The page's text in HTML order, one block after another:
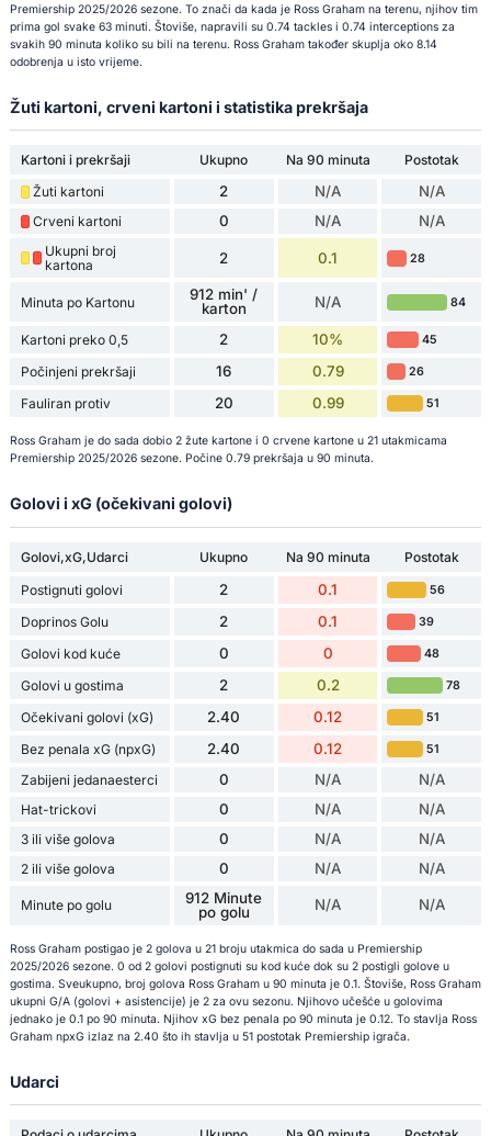
Premiership 2025/2026 sezone. To znači da kada je Ross Graham na terenu, njihov tim
prima gol svake 63 minuti. Štoviše, napravili su 0.74 tackles i 0.74 interceptions za
svakih 90 minuta koliko su bili na terenu. Ross Graham također skuplja oko 8.14
odobrenja u isto vrijeme.
Žuti kartoni, crveni kartoni i statistika prekršaja
Kartoni i prekršaji Ukupno Na 90 minuta
Postotak
Žuti kartoni
2 N/A N/A
Crveni kartoni 0 N/A N/A
Ukupni broj
kartona
2 0.1 28
Minuta po Kartonu
912 min' /
karton
N/A 84
Kartoni preko 0,5 2 10% 45
Počinjeni prekršaji 16 0.79 26
Fauliran protiv 20 0.99 51
Ross Graham je do sada dobio 2 žute kartone i 0 crvene kartone u 21 utakmicama
Premiership 2025/2026 sezone. Počine 0.79 prekršaja u 90 minuta.
Golovi i xG (očekivani golovi)
Golovi,xG,Udarci Ukupno Na 90 minuta
Postotak
Postignuti golovi
2 0.1 56
Doprinos Golu 2 0.1 39
Golovi kod kuće 0 0 48
Golovi u gostima 2 0.2 78
Očekivani golovi (xG) 2.40 0.12 51
Bez penala xG (npxG) 2.40 0.12 51
Zabijeni jedanaesterci 0 N/A N/A
Hat-trickovi 0 N/A N/A
3 ili više golova 0 N/A N/A
2 ili više golova 0 N/A N/A
Minute po golu
912 Minute
po golu
N/A N/A
Ross Graham postigao je 2 golova u 21 broju utakmica do sada u Premiership
2025/2026 sezone. 0 od 2 golovi postignuti su kod kuće dok su 2 postigli golove u
gostima. Sveukupno, broj golova Ross Graham u 90 minuta je 0.1. Štoviše, Ross Graham
ukupni G/A (golovi + asistencije) je 2 za ovu sezonu. Njihovo učešće u golovima
jednako je 0.1 po 90 minuta. Njihov xG bez penala po 90 minuta je 0.12. To stavlja Ross
Graham npxG izlaz na 2.40 što ih stavlja u 51 postotak Premiership igrača.
Udarci